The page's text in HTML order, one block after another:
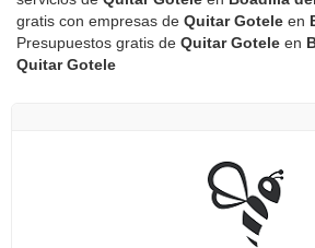
gratis con empresas de Quitar Gotele en
Presupuestos gratis de Quitar Gotele en
Quitar Gotele